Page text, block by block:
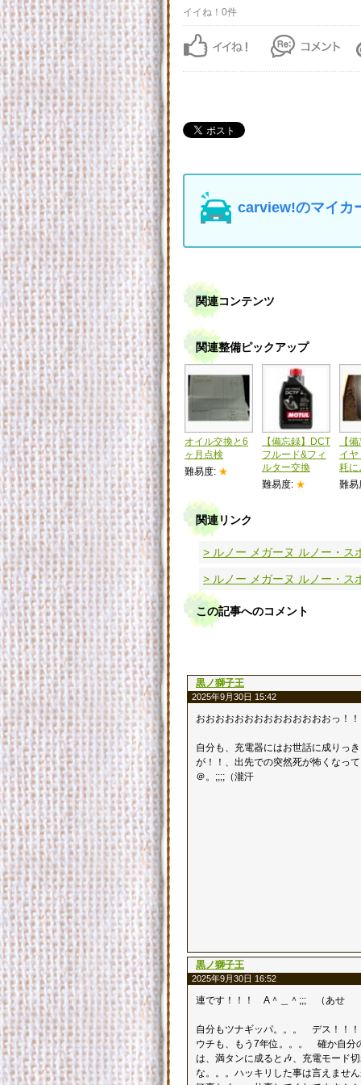
イイね！0件
carview!のマイカ
関連コンテンツ
関連整備ピックアップ
オイル交換と6
ヶ月点検
難易度: ★
【備忘録】DCT
フルード&フィ
ルター交換
難易度: ★
【
イ
耗に
難
関連リンク
> ルノー メガーヌ ルノー・ス
> ルノー メガーヌ ルノー・ス
この記事へのコメント
黒ノ獅子王
2025年9月30日 15:42
おおおおおおおおおおおおおおっ！
自分も、充電器にはお世話に成りっ
が！！、出先での突然死が怖くなっ
＠。;;;;（瀧汗
黒ノ獅子王
2025年9月30日 16:52
連です！！！ A＾＿＾;;;ゞ（あせ
自分もツナギッパ。。。 デス！！！
ウチも、もう7年位。。。 確か自分
は、満タンに成ると🎶、充電モード
な。。。ハッキリした事は言えませ